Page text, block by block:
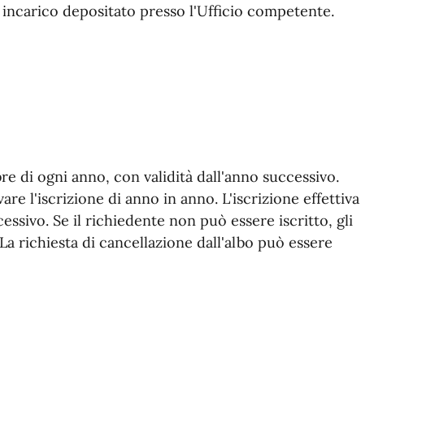
depositato presso l'Ufficio competente.
di ogni anno, con validità dall'anno successivo.
l'iscrizione di anno in anno. L'iscrizione effettiva
Se il richiedente non può essere iscritto, gli
La richiesta di cancellazione dall'albo può essere